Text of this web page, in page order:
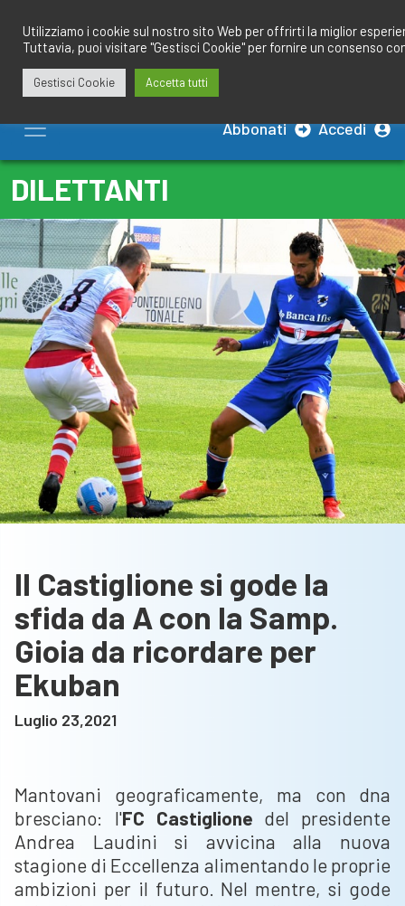
contenuto
Abbonati Accedi
DILETTANTI
Il Castiglione si gode la
sfida da A con la Samp.
Gioia da ricordare per
Ekuban
Luglio 23,2021
Mantovani geograficamente, ma con dna
bresciano: l'FC Castiglione del presidente
Andrea Laudini si avvicina alla nuova
stagione di Eccellenza alimentando le proprie
ambizioni per il futuro. Nel mentre, si gode
Utilizziamo i cookie sul nostro sito Web per offrirti la miglior
Tuttavia, puoi visitare "Gestisci Cookie" per fornire un consenso
Gestisci Cookie Accetta tutti